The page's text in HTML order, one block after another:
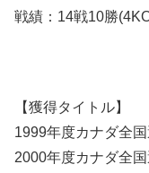
戦績：14戦10勝
【獲得タイトル】
1999年度カナダ全
2000年度カナダ全